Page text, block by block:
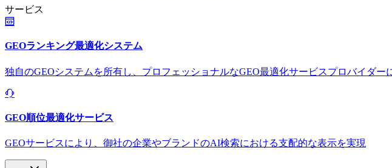
サービス
GEOランキング最適化システム
独自のGEOシステムを所有し、プロフェッショナルなGEO最適化サービスプロバイダー
GEO順位最適化サービス
GEOサービスにより、御社の企業やブランドのAI検索における支配的な表示を実現​